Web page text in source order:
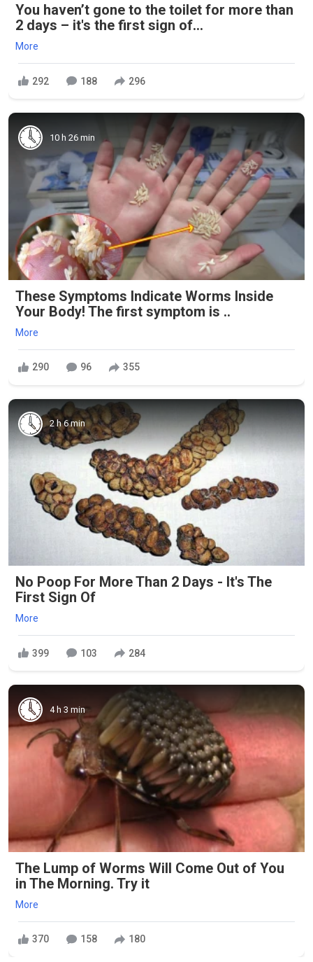
You haven’t gone to the toilet for more than
2 days – it's the first sign of...
More
292 188 296
10 h 26 min
These Symptoms Indicate Worms Inside
Your Body! The first symptom is ..
More
290 96 355
2 h 6 min
No Poop For More Than 2 Days - It's The
First Sign Of
More
399 103 284
4 h 3 min
The Lump of Worms Will Come Out of You
in The Morning. Try it
More
370 158 180